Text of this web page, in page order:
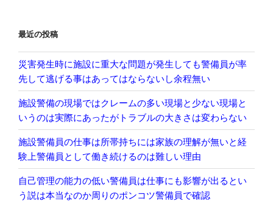
最近の投稿
災害発生時に施設に重大な問題が発生しても警備員が率
先して逃げる事はあってはならないし余程無い
施設警備の現場ではクレームの多い現場と少ない現場と
いうのは実際にあったがトラブルの大きさは変わらない
施設警備員の仕事は所帯持ちには家族の理解が無いと経
験上警備員として働き続けるのは難しい理由
自己管理の能力の低い警備員は仕事にも影響が出るとい
う説は本当なのか周りのポンコツ警備員で確認